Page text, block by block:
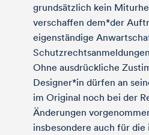
grundsätzlich kein
verschaffen dem*der
eigenständige
Ohne ausdrückliche
Designer*in dürfen an
im Original noch bei der
Änderungen
insbesondere auch für